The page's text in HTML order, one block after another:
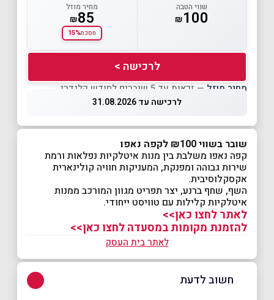
שווי הטבה
₪100
מחיר מוזל
₪85
חסכת15%
לרכישה >
מחיר מוזל — זכאות עד 5 שוברים לחודש קלנדרי
לרכישה עד 31.08.2026
שובר בשווי ₪100 לקפה נאפו
קפה נאפו משלבת בין מנות איטלקיות נפלאות ורמת
שירות גבוהה ומפנקת, המעניקות חוויה קולינארית
אקסקלוסיבית.
השף, שחף ברנע, יצר תפריט מגוון המורכב ממנות
איטלקיות קלילות עם טוויסט ייחודי.
לאתר לחצו כאן>>
להזמנת מקומות במסעדה לחצו כאן>>
לאתר בית העסק
חשוב לדעת